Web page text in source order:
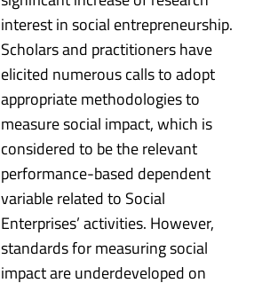
interest in social entrepreneurship.
Scholars and practitioners have
elicited numerous calls to adopt
appropriate methodologies to
measure social impact, which is
considered to be the relevant
performance-based dependent
variable related to Social
Enterprises’ activities. However,
standards for measuring social
impact are underdeveloped on